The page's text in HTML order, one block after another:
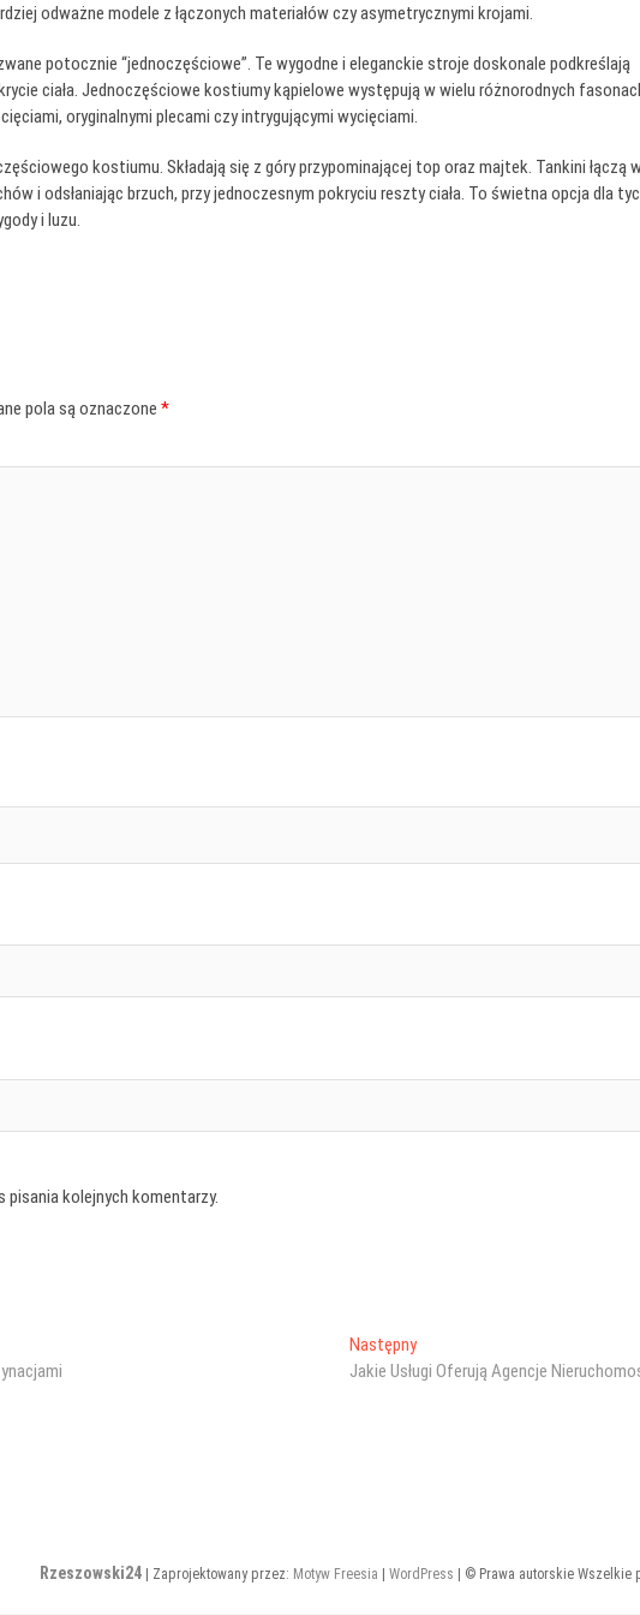
odważne modele z łączonych materiałów czy asymetrycznymi krojami.
potocznie “jednoczęściowe”. Te wygodne i eleganckie stroje doskonale podkreślają
ciała. Jednoczęściowe kostiumy kąpielowe występują w wielu różnorodnych
oryginalnymi plecami czy intrygującymi wycięciami.
kostiumu. Składają się z góry przypominającej top oraz majtek. Tankini łączą
i odsłaniając brzuch, przy jednoczesnym pokryciu reszty ciała. To świetna opcja dla
i luzu.
pola są oznaczone *
pisania kolejnych komentarzy.
NastępnyNastępny
wpis:
Jakie Usługi Oferują Agencje
Rzeszowski24| Zaprojektowany przez: Motyw Freesia | WordPress | © Prawa autorskie Wszelkie